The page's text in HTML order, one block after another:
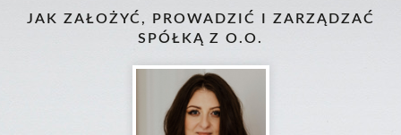
JAK ZAŁOŻYĆ, PROWADZIĆ I ZARZĄDZAĆ
SPÓŁKĄ Z O.O.